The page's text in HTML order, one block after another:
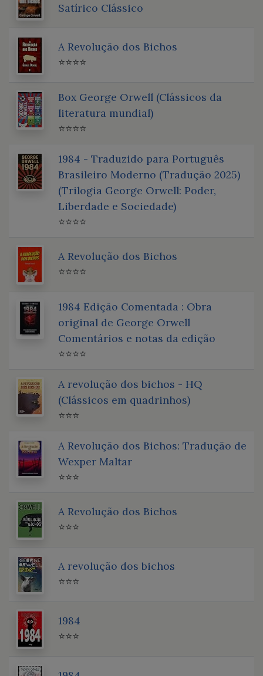
Satírico Clássico
A Revolução dos Bichos
⭐⭐⭐⭐
Box George Orwell (Clássicos da
literatura mundial)
⭐⭐⭐⭐
1984 - Traduzido para Português
Brasileiro Moderno (Tradução 2025)
(Trilogia George Orwell: Poder,
Liberdade e Sociedade)
⭐⭐⭐⭐
A Revolução dos Bichos
⭐⭐⭐⭐
1984 Edição Comentada : Obra
original de George Orwell
Comentários e notas da edição
⭐⭐⭐⭐
A revolução dos bichos - HQ
(Clássicos em quadrinhos)
⭐⭐⭐
A Revolução dos Bichos: Tradução de
Wexper Maltar
⭐⭐⭐
A Revolução dos Bichos
⭐⭐⭐
A revolução dos bichos
⭐⭐⭐
1984
⭐⭐⭐